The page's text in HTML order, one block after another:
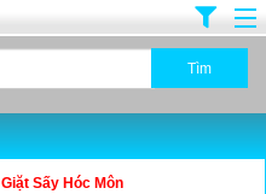
Giặt Sấy Hóc Môn